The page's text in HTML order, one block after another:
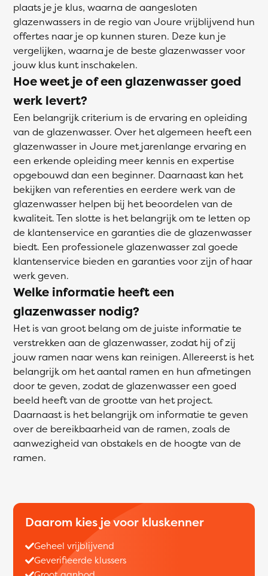
plaats je je klus, waarna de aangesloten
glazenwassers in de regio van Joure vrijblijvend hun
offertes naar je op kunnen sturen. Deze kun je
vergelijken, waarna je de beste glazenwasser voor
jouw klus kunt inschakelen.
Hoe weet je of een glazenwasser goed
werk levert?
Een belangrijk criterium is de ervaring en opleiding
van de glazenwasser. Over het algemeen heeft een
glazenwasser in Joure met jarenlange ervaring en
een erkende opleiding meer kennis en expertise
opgebouwd dan een beginner. Daarnaast kan het
bekijken van referenties en eerdere werk van de
glazenwasser helpen bij het beoordelen van de
kwaliteit. Ten slotte is het belangrijk om te letten op
de klantenservice en garanties die de glazenwasser
biedt. Een professionele glazenwasser zal goede
klantenservice bieden en garanties voor zijn of haar
werk geven.
Welke informatie heeft een
glazenwasser nodig?
Het is van groot belang om de juiste informatie te
verstrekken aan de glazenwasser, zodat hij of zij
jouw ramen naar wens kan reinigen. Allereerst is het
belangrijk om het aantal ramen en hun afmetingen
door te geven, zodat de glazenwasser een goed
beeld heeft van de grootte van het project.
Daarnaast is het belangrijk om informatie te geven
over de bereikbaarheid van de ramen, zoals de
aanwezigheid van obstakels en de hoogte van de
ramen.
Daarom kies je voor kluskenner
Geheel vrijblijvend
Geverifieerde klussers